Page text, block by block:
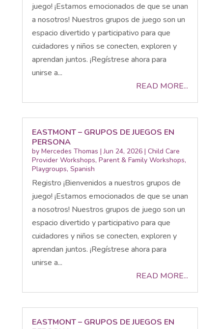
juego! ¡Estamos emocionados de que se unan
a nosotros! Nuestros grupos de juego son un
espacio divertido y participativo para que
cuidadores y niños se conecten, exploren y
aprendan juntos. ¡Regístrese ahora para
unirse a...
READ MORE...
EASTMONT – GRUPOS DE JUEGOS EN
PERSONA
by Mercedes Thomas |Jun 24, 2026| Child Care
Provider Workshops, Parent & Family Workshops,
Playgroups, Spanish
Registro ¡Bienvenidos a nuestros grupos de
juego! ¡Estamos emocionados de que se unan
a nosotros! Nuestros grupos de juego son un
espacio divertido y participativo para que
cuidadores y niños se conecten, exploren y
aprendan juntos. ¡Regístrese ahora para
unirse a...
READ MORE...
EASTMONT – GRUPOS DE JUEGOS EN